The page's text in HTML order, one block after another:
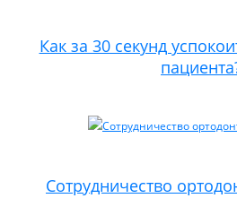
Как за 30 секунд
Сотрудничество